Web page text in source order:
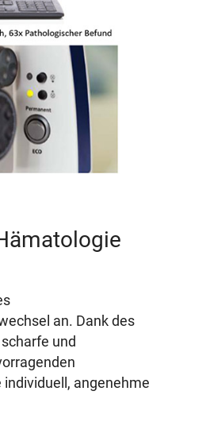
an. Dank des
und
angenehme